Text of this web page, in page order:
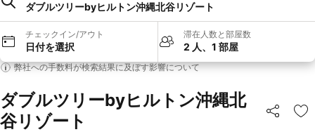
ダブルツリーbyヒルトン沖縄北谷リゾート
チェックイン/アウト
日付を選択
滞在人数と部屋数
2 人、1 部屋
弊社への手数料が検索結果に及ぼす影響について
ダブルツリーbyヒルトン沖縄北
谷リゾート
シェア お